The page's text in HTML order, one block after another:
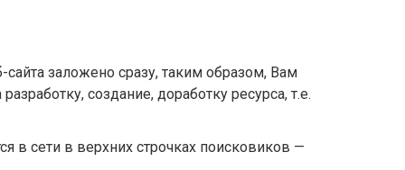
заложено сразу, таким образом, Вам
создание, доработку ресурса, т.е.
в сети в верхних строчках поисковиков —